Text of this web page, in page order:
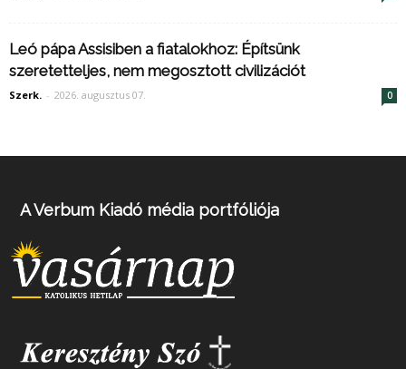
Leó pápa Assisiben a fiatalokhoz: Építsünk
szeretetteljes, nem megosztott civilizációt
Szerk. - 2026. augusztus 07. 0
A Verbum Kiadó média portfóliója